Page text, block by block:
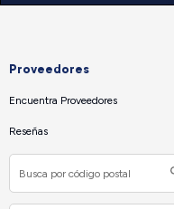
Proveedores
Encuentra Proveedores
Reseñas